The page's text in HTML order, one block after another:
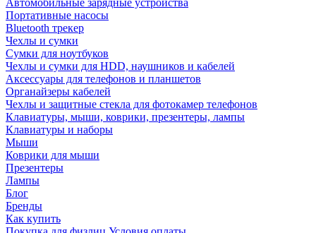
Автомобильные зарядные устройства
Портативные насосы
Bluetooth трекер
Чехлы и сумки
Сумки для ноутбуков
Чехлы и сумки для HDD, наушников и кабелей
Аксессуары для телефонов и планшетов
Органайзеры кабелей
Чехлы и защитные стекла для фотокамер телефонов
Клавиатуры, мыши, коврики, презентеры, лампы
Клавиатуры и наборы
Мыши
Коврики для мыши
Презентеры
Лампы
Блог
Бренды
Как купить